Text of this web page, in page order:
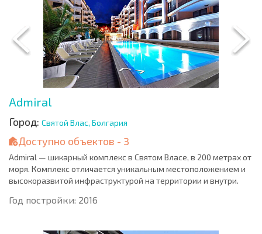
Admiral
Город: Святой Влас, Болгария
Доступно объектов - 3
Admiral — шикарный комплекс в Святом Власе, в 200 метрах от
моря. Комплекс отличается уникальным местоположением и
высокоразвитой инфраструктурой на территории и внутри.
Год постройки: 2016